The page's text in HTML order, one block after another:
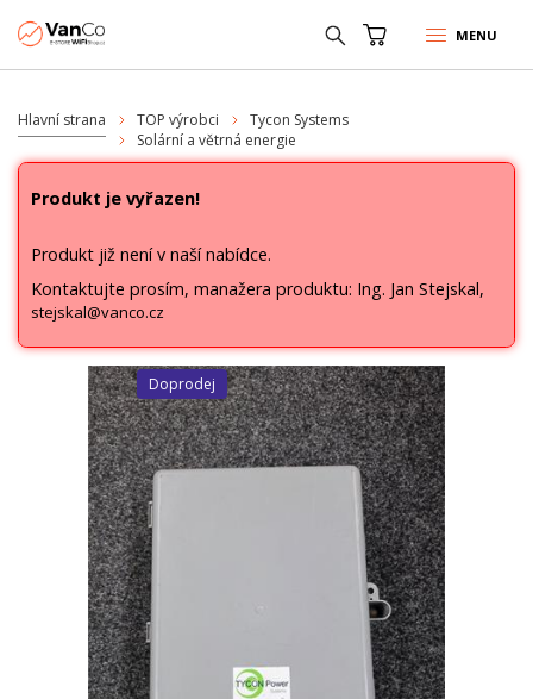
MENU
Hlavní strana TOP výrobci
Tycon Systems
Solární a větrná energie
Produkt je vyřazen!
Produkt již není v naší nabídce.
Kontaktujte prosím, manažera produktu: Ing. Jan Stejskal,
stejskal@vanco.cz
Doprodej